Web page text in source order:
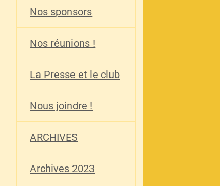
Nos sponsors
Nos réunions !
La Presse et le club
Nous joindre !
ARCHIVES
Archives 2023